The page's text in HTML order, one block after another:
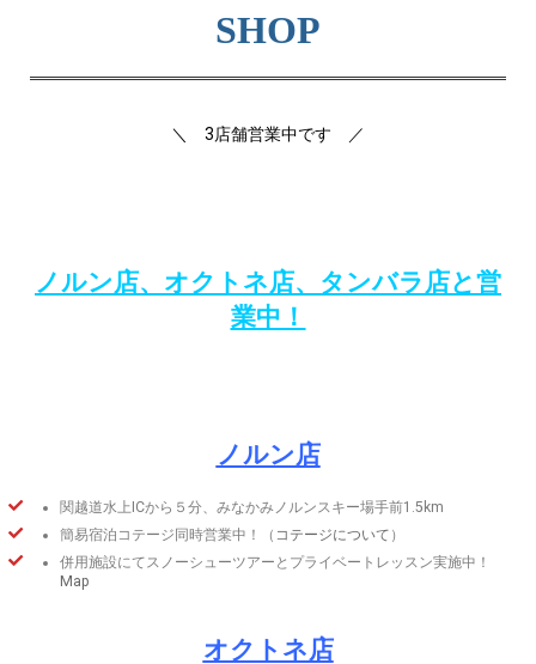
SHOP
＼ 3店舗営業中です ／
ノルン店、 オクトネ店、タンバラ店と営
業中！
ノルン店
関越道水上ICから５分、みなかみノルンスキー場手前1.5km
簡易宿泊コテージ同時営業中！（ コテージについて ）
併用施設にてスノーシューツアーとプライベートレッスン実施中！
Map
オクトネ店